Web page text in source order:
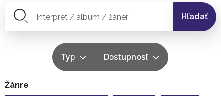
Hľadať
Typ Dostupnosť
Žánre